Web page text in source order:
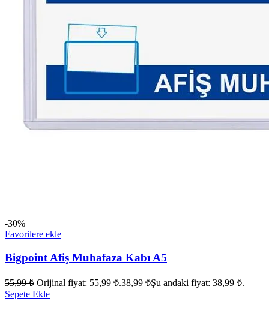
-30%
Favorilere ekle
Bigpoint Afiş Muhafaza Kabı A5
55,99₺ Orijinal fiyat: 55,99 ₺.38,99 ₺Şu andaki fiyat: 38,99 ₺.
Sepete Ekle